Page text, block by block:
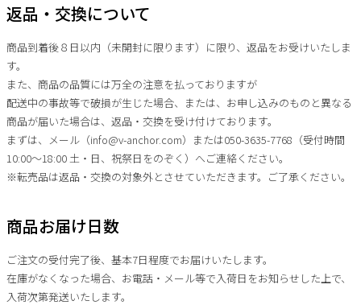
返品・交換について
商品到着後８日以内（未開封に限ります）に限り、返品をお受けいたしま
す。
また、商品の品質には万全の注意を払っておりますが
配送中の事故等で破損が生じた場合、または、お申し込みのものと異なる
商品が届いた場合は、返品・交換を受け付けております。
まずは、メール（info@v-anchor.com）または050-3635-7768（受付時間
10:00～18:00 土・日、祝祭日をのぞく）へご連絡ください。
※転売品は返品・交換の対象外とさせていただきます。ご了承ください。
商品お届け日数
ご注文の受付完了後、基本7日程度でお届けいたします。
在庫がなくなった場合、お電話・メール等で入荷日をお知らせした上で、
入荷次第発送いたします。